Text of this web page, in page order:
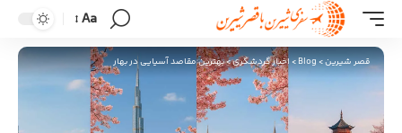
Aa
قصر شیرین>
Blog
>اخبار گردشگری>بهترین مقاصد آسیایی در بهار